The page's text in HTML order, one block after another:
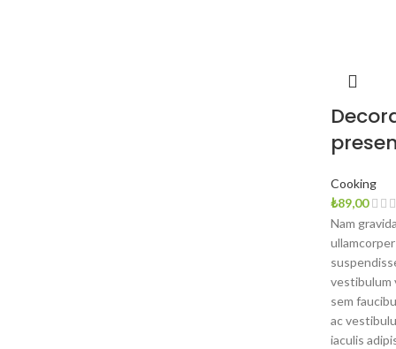
Cooking
₺89,00
Nam
vestibulum
sem
ac
iaculis